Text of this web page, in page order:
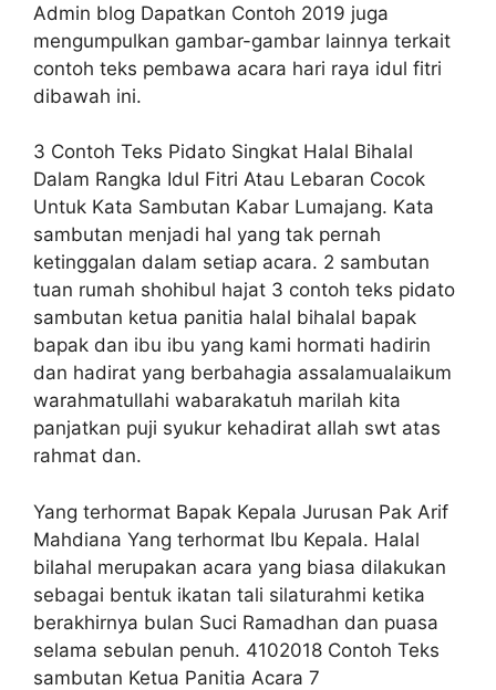
Admin blog Dapatkan Contoh 2019 juga
mengumpulkan gambar-gambar lainnya terkait
contoh teks pembawa acara hari raya idul fitri
dibawah ini.
3 Contoh Teks Pidato Singkat Halal Bihalal
Dalam Rangka Idul Fitri Atau Lebaran Cocok
Untuk Kata Sambutan Kabar Lumajang. Kata
sambutan menjadi hal yang tak pernah
ketinggalan dalam setiap acara. 2 sambutan
tuan rumah shohibul hajat 3 contoh teks pidato
sambutan ketua panitia halal bihalal bapak
bapak dan ibu ibu yang kami hormati hadirin
dan hadirat yang berbahagia assalamualaikum
warahmatullahi wabarakatuh marilah kita
panjatkan puji syukur kehadirat allah swt atas
rahmat dan.
Yang terhormat Bapak Kepala Jurusan Pak Arif
Mahdiana Yang terhormat Ibu Kepala. Halal
bilahal merupakan acara yang biasa dilakukan
sebagai bentuk ikatan tali silaturahmi ketika
berakhirnya bulan Suci Ramadhan dan puasa
selama sebulan penuh. 4102018 Contoh Teks
sambutan Ketua Panitia Acara 7